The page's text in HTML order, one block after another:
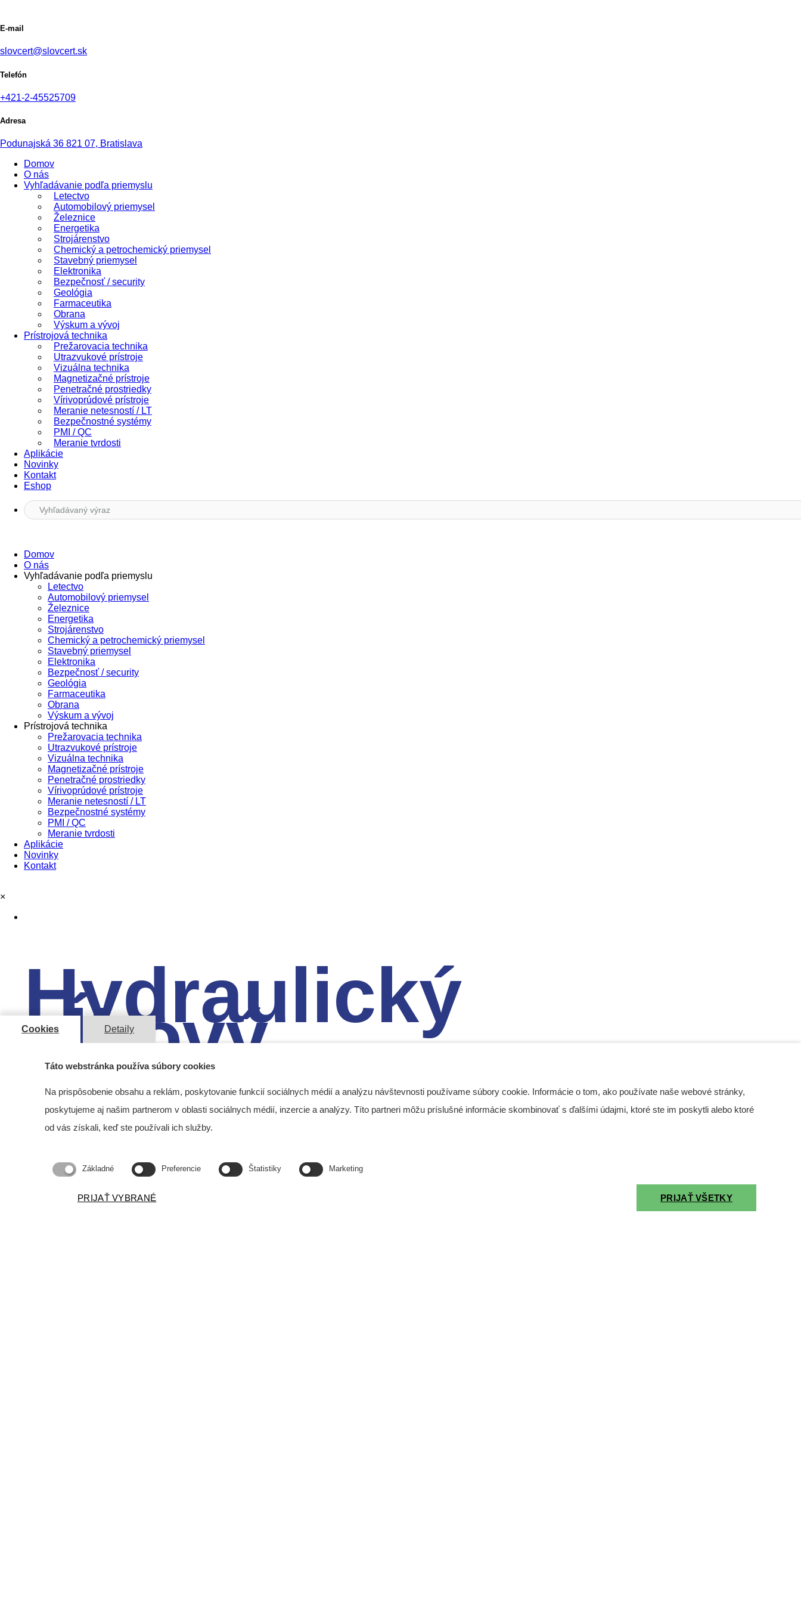
E-mail
slovcert@slovcert.sk
Telefón
+421-2-45525709
Adresa
Podunajská 36 821 07, Bratislava
Domov
O nás
Vyhľadávanie podľa priemyslu
Letectvo
Automobilový priemysel
Železnice
Energetika
Strojárenstvo
Chemický a petrochemický priemysel
Stavebný priemysel
Elektronika
Bezpečnosť / security
Geológia
Farmaceutika
Obrana
Výskum a vývoj
Prístrojová technika
Prežarovacia technika
Utrazvukové prístroje
Vizuálna technika
Magnetizačné prístroje
Penetračné prostriedky
Vírivoprúdové prístroje
Meranie netesností / LT
Bezpečnostné systémy
PMI / QC
Meranie tvrdosti
Aplikácie
Novinky
Kontakt
Eshop
Domov
O nás
Vyhľadávanie podľa priemyslu
Letectvo
Automobilový priemysel
Železnice
Energetika
Strojárenstvo
Chemický a petrochemický priemysel
Stavebný priemysel
Elektronika
Bezpečnosť / security
Geológia
Farmaceutika
Obrana
Výskum a vývoj
Prístrojová technika
Prežarovacia technika
Utrazvukové prístroje
Vizuálna technika
Magnetizačné prístroje
Penetračné prostriedky
Vírivoprúdové prístroje
Meranie netesností / LT
Bezpečnostné systémy
PMI / QC
Meranie tvrdosti
Aplikácie
Novinky
Kontakt
×
Hydraulický
kĺbový
držiak do
460 mm
Cookies Detaily
Táto webstránka používa súbory cookies
Na prispôsobenie obsahu a reklám, poskytovanie funkcií sociálnych médií a analýzu návštevnosti používame súbory cookie. Informácie o tom, ako používate naše webové stránky,
poskytujeme aj našim partnerom v oblasti sociálnych médií, inzercie a analýzy. Títo partneri môžu príslušné informácie skombinovať s ďalšími údajmi, ktoré ste im poskytli alebo ktoré
od vás získali, keď ste používali ich služby.
Základné Preferencie Štatistiky Marketing
PRIJAŤ VYBRANÉ PRIJAŤ VŠETKY